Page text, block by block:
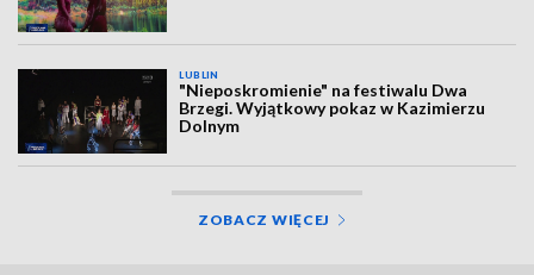
LUBLIN
"Nieposkromienie" na festiwalu Dwa
Brzegi. Wyjątkowy pokaz w Kazimierzu
Dolnym
ZOBACZ WIĘCEJ